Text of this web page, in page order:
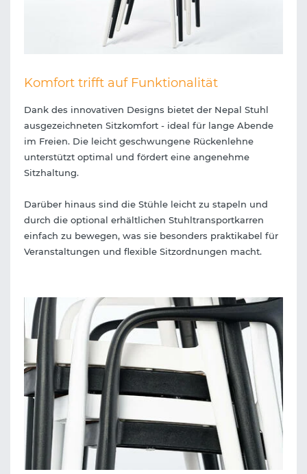
Komfort trifft auf Funktionalität
Dank des innovativen Designs bietet der Nepal Stuhl
ausgezeichneten Sitzkomfort - ideal für lange Abende
im Freien. Die leicht geschwungene Rückenlehne
unterstützt optimal und fördert eine angenehme
Sitzhaltung.
Darüber hinaus sind die Stühle leicht zu stapeln und
durch die optional erhältlichen Stuhltransportkarren
einfach zu bewegen, was sie besonders praktikabel für
Veranstaltungen und flexible Sitzordnungen macht.